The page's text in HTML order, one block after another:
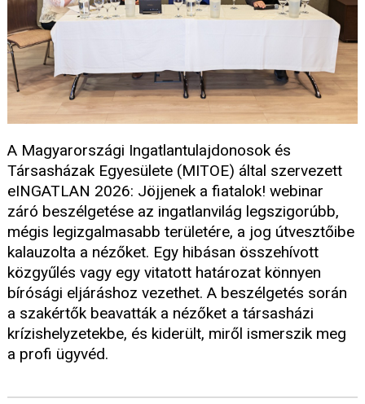
A Magyarországi Ingatlantulajdonosok és
Társasházak Egyesülete (MITOE) által szervezett
eINGATLAN 2026: Jöjjenek a fiatalok! webinar
záró beszélgetése az ingatlanvilág legszigorúbb,
mégis legizgalmasabb területére, a jog útvesztőibe
kalauzolta a nézőket. Egy hibásan összehívott
közgyűlés vagy egy vitatott határozat könnyen
bírósági eljáráshoz vezethet. A beszélgetés során
a szakértők beavatták a nézőket a társasházi
krízishelyzetekbe, és kiderült, miről ismerszik meg
a profi ügyvéd.